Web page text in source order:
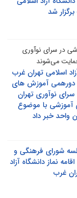
شد
در سرای نوآوری
می‌شوند
اسلامی تهران غرب
آموزش های
نوآوری تهران
با موضوع
خبر داد
شورای فرهنگی و
نماز دانشگاه آزاد
غرب